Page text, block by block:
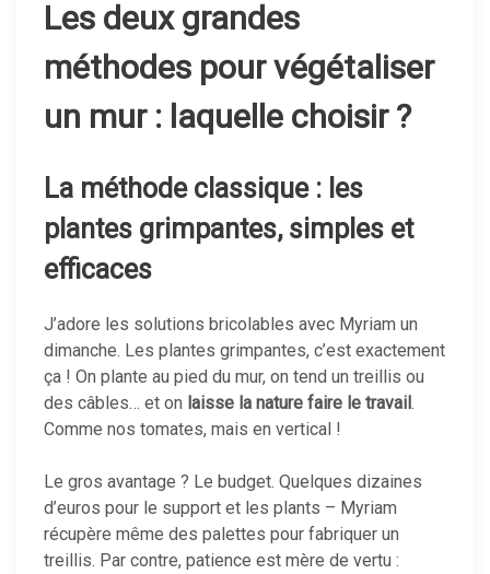
Les deux grandes
méthodes pour végétaliser
un mur : laquelle choisir ?
La méthode classique : les
plantes grimpantes, simples et
efficaces
J’adore les solutions bricolables avec Myriam un
dimanche. Les plantes grimpantes, c’est exactement
ça ! On plante au pied du mur, on tend un treillis ou
des câbles… et on laisse la nature faire le travail.
Comme nos tomates, mais en vertical !
Le gros avantage ? Le budget. Quelques dizaines
d’euros pour le support et les plants – Myriam
récupère même des palettes pour fabriquer un
treillis. Par contre, patience est mère de vertu :